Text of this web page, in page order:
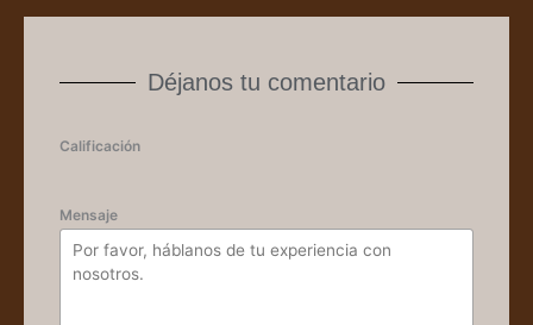
Déjanos tu comentario
Calificación
Mensaje